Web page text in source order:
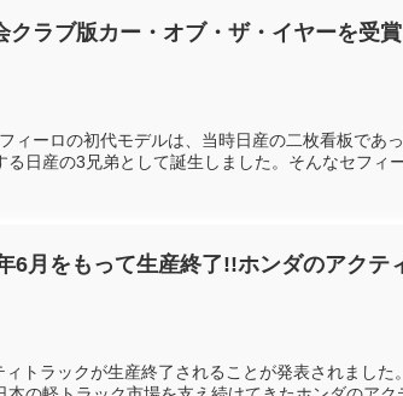
クラブ版カー・オブ・ザ・イヤーを受
ィーロの初代モデルは、当時日産の二枚看板であ
日産の3兄弟として誕生しました。そんなセフィ
6月をもって生産終了!!ホンダのアクテ
トラックが生産終了されることが発表されました